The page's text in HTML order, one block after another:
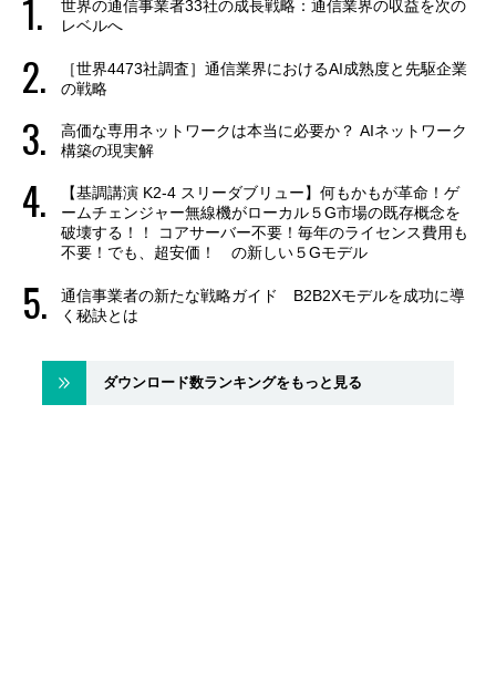
世界の通信事業者33社の成長戦略：通信業界の収益を次の
レベルへ
［世界4473社調査］通信業界におけるAI成熟度と先駆企業
の戦略
高価な専用ネットワークは本当に必要か？ AIネットワーク
構築の現実解
【基調講演 K2-4 スリーダブリュー】何もかもが革命！ゲ
ームチェンジャー無線機がローカル５G市場の既存概念を
破壊する！！ コアサーバー不要！毎年のライセンス費用も
不要！でも、超安価！ の新しい５Gモデル
通信事業者の新たな戦略ガイド B2B2Xモデルを成功に導
く秘訣とは
ダウンロード数ランキングをもっと見る